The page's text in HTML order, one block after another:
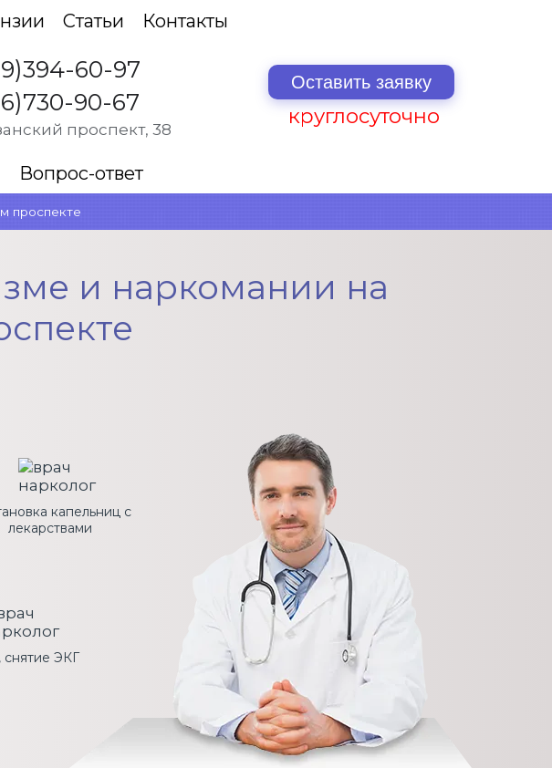
Статьи Контакты
60-97
90-67
проспект, 38
Оставить заявку
круглосуточно
Вопрос-ответ
проспекте
и наркомании на
снятие ЭКГ
капельниц с
лекарствами